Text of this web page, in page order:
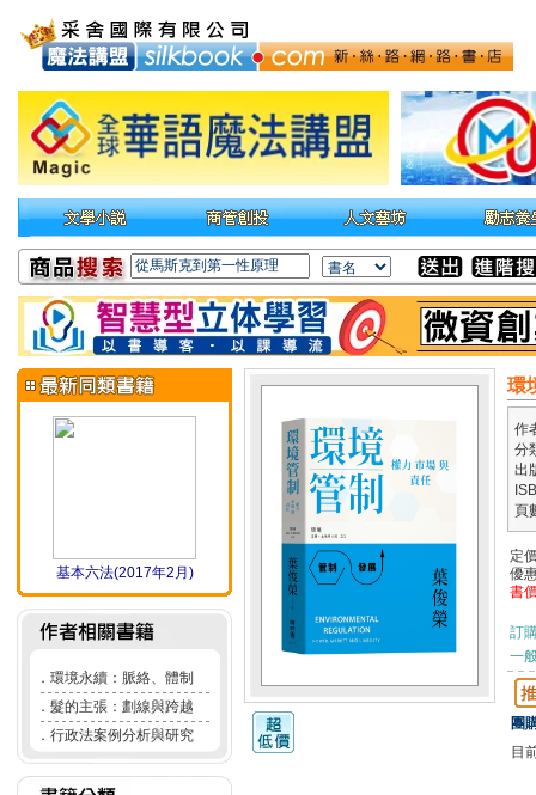
基本六法(2017年2月)
． 環境永續：脈絡、體制
． 髮的主張：劃線與跨越
． 行政法案例分析與研究
環
作
分
出
頁
定
優
書
訂
一
團
目